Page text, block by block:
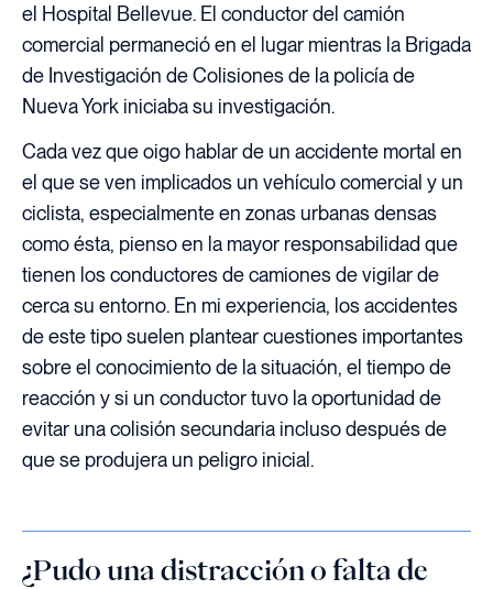
el Hospital Bellevue. El conductor del camión
comercial permaneció en el lugar mientras la Brigada
de Investigación de Colisiones de la policía de
Nueva York iniciaba su investigación.
Cada vez que oigo hablar de un accidente mortal en
el que se ven implicados un vehículo comercial y un
ciclista, especialmente en zonas urbanas densas
como ésta, pienso en la mayor responsabilidad que
tienen los conductores de camiones de vigilar de
cerca su entorno. En mi experiencia, los accidentes
de este tipo suelen plantear cuestiones importantes
sobre el conocimiento de la situación, el tiempo de
reacción y si un conductor tuvo la oportunidad de
evitar una colisión secundaria incluso después de
que se produjera un peligro inicial.
¿Pudo una distracción o falta de